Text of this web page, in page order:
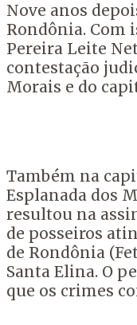
Nove anos
Rondônia. Com
Pereira Leite
contestação
Morais e do
Também na
Esplanada dos
resultou na
de posseiros
de Rondônia
Santa Elina. O
que os crimes